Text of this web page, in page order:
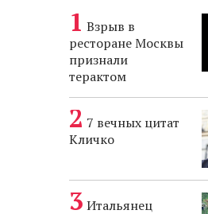
Взрыв в
ресторане Москвы
признали
терактом
7 вечных цитат
Кличко
Итальянец